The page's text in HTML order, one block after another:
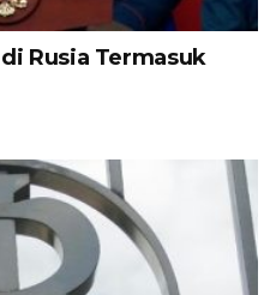
Rusia Termasuk